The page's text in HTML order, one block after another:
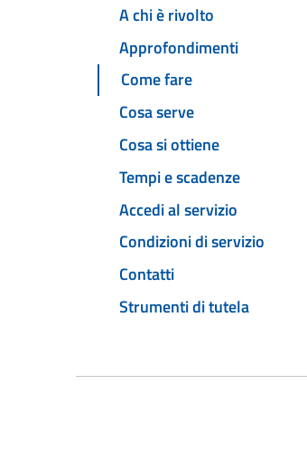
A chi è rivolto
Approfondimenti
Come fare
Cosa serve
Cosa si ottiene
Tempi e scadenze
Accedi al servizio
Condizioni di servizio
Contatti
Strumenti di tutela